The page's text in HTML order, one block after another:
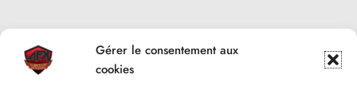
Gérer le consentement aux
cookies